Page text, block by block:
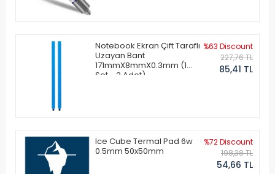
Notebook Ekran Çift Taraflı
Uzayan Bant
171mmX8mmX0.3mm (1
Set - 2 Adet)
%63 Discount
227,76 TL
85,41 TL
Ice Cube Termal Pad 6w
0.5mm 50x50mm
%72 Discount
198,38 TL
54,66 TL